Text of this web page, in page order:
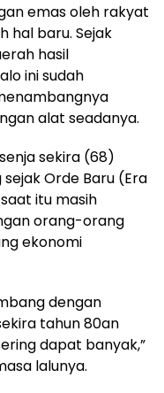
emas oleh rakyat
hal baru. Sejak
hasil
ini sudah
alat seadanya.
sekira (68)
Orde Baru (Era
itu masih
orang-orang
ekonomi
dengan
tahun 80an
dapat banyak,”
lalunya.